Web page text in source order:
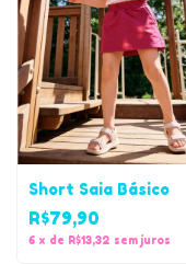
Short Saia Básico
R$79,90
6 x de R$13,32 sem juros